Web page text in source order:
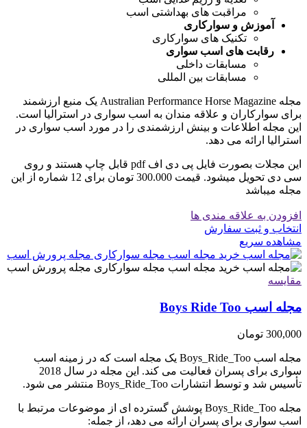
مراقبت های بهداشتی اسب
آموزش و سوارکاری
تکنیک های سوارکاری
رقابت های اسب سواری
مسابقات داخلی
مسابقات بین المللی
مجله Australian Performance Horse Magazine یک منبع ارزشمند
برای سوارکاران و علاقه مندان به اسب سواری در استرالیا است.
این مجله اطلاعات و بینش ارزشمندی را در مورد اسب سواری در
استرالیا ارائه می دهد.
این مجلات بصورت فایل پی دی اف pdf قابل چاپ هستند و روی
سی دی تحویل میشود. قیمت 300.000 تومان برای 12 شماره از این
مجله میباشد
افزودن به علاقه مندی ها
انتخاب و ثبت سفارش
مشاهده سریع
مقایسه
مجله اسب Boys Ride Too
300,000 تومان
مجله اسب Boys_Ride_Too یک مجله است که در زمینه اسب
سواری برای پسران فعالیت می کند. این مجله در سال 2018
تأسیس شد و توسط انتشارات Boys_Ride_Too منتشر می شود.
مجله Boys_Ride_Too پوشش گسترده ای از موضوعات مرتبط با
اسب سواری برای پسران ارائه می دهد، از جمله: